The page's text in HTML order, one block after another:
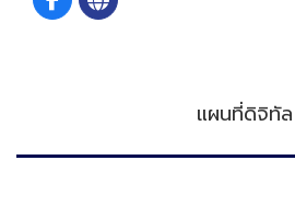
แผนที่ดิจิทัล